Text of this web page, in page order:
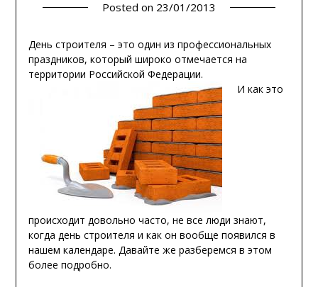
Posted on 23/01/2013
День строителя – это один из профессиональных
праздников, который широко отмечается на
территории Российской Федерации.
И как это
происходит довольно часто, не все люди знают,
когда день строителя и как он вообще появился в
нашем календаре. Давайте же разберемся в этом
более подробно.